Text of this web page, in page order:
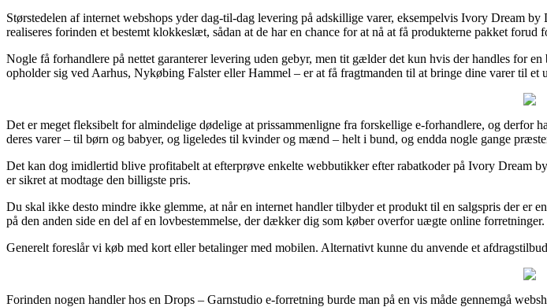
Størstedelen af internet webshops yder dag-til-dag levering på adskillige varer, eksempelvis Ivory Dream
realiseres forinden et bestemt klokkeslæt, sådan at de har en chance for at nå at få produkterne pakket forud
Nogle få forhandlere på nettet garanterer levering uden gebyr, men tit gælder det kun hvis der handles for
opholder sig ved Aarhus, Nykøbing Falster eller Hammel – er at få fragtmanden til at bringe dine varer til et
Det er meget fleksibelt for almindelige dødelige at prissammenligne fra forskellige e-forhandlere, og derfor
deres varer – til børn og babyer, og ligeledes til kvinder og mænd – helt i bund, og endda nogle gange
Det kan dog imidlertid blive profitabelt at efterprøve enkelte webbutikker efter rabatkoder på Ivory Dream
er sikret at modtage den billigste pris.
Du skal ikke desto mindre ikke glemme, at når en internet handler tilbyder et produkt til en salgspris der
på den anden side en del af en lovbestemmelse, der dækker dig som køber overfor uægte online forretninger.
Generelt foreslår vi køb med kort eller betalinger med mobilen. Alternativt kunne du anvende et
Forinden nogen handler hos en Drops – Garnstudio e-forretning burde man på en vis måde gennemgå